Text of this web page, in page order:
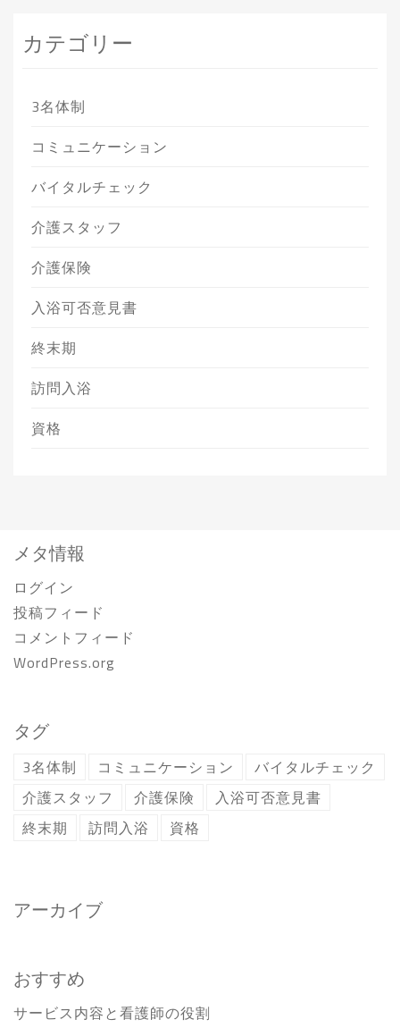
カテゴリー
3名体制
コミュニケーション
バイタルチェック
介護スタッフ
介護保険
入浴可否意見書
終末期
訪問入浴
資格
メタ情報
ログイン
投稿フィード
コメントフィード
WordPress.org
タグ
3名体制 コミュニケーション
バイタルチェック
介護スタッフ
介護保険
入浴可否意見書
終末期
訪問入浴 資格
アーカイブ
おすすめ
サービス内容と看護師の役割